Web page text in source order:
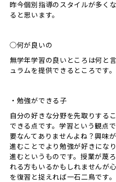
昨今個別指導のスタイルが多く
ると思います。
◯何が良いの
無学年学習の良いところは何と
ュラムを提供できるところです。
・勉強ができる子
自分の好きな分野を先取りする
できる点です。学習という観点
要なんてありませんよね？興味
進むことでより勉強が好きにな
進むというものです。授業が蔑
れる方もいるかもしれませんが
を復習と捉えれば一石二鳥です。